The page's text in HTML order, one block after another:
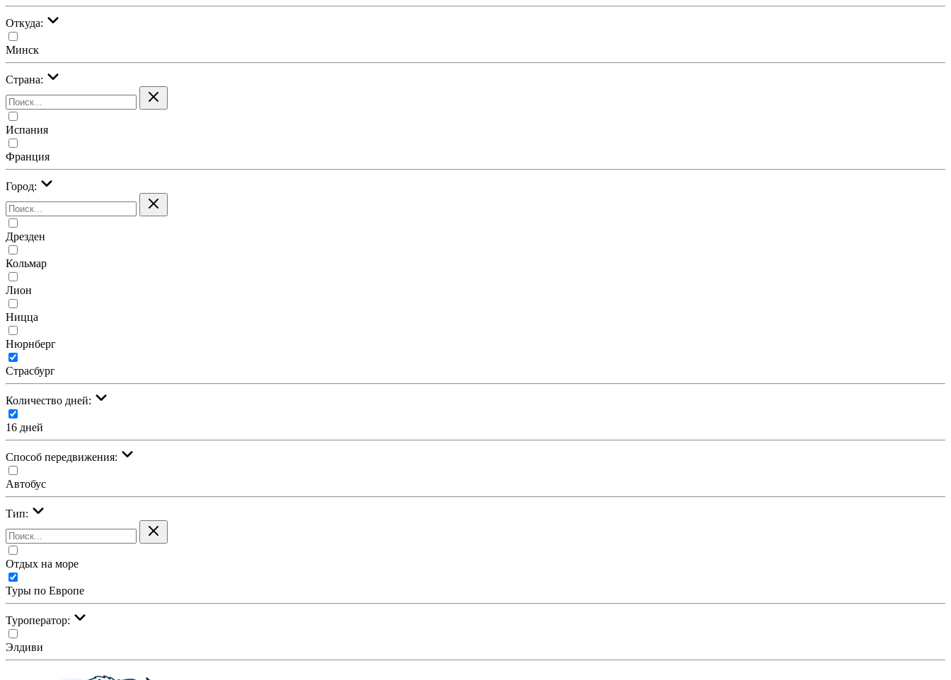
Откуда:
Минск
Страна:
Испания
Франция
Город:
Дрезден
Кольмар
Лион
Ницца
Нюрнберг
Страсбург
Количество дней:
16 дней
Cпособ передвижения:
Автобус
Тип:
Отдых на море
Туры по Европе
Туроператор:
Элдиви